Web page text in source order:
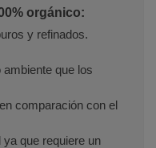
orgánico:
y refinados.
que los
comparación con el
que requiere un